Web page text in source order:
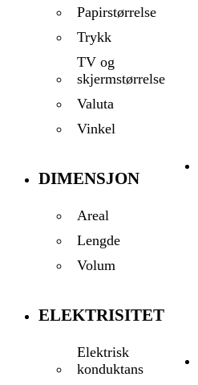
Papirstørrelse
Trykk
TV og
skjermstørrelse
Valuta
Vinkel
DIMENSJON
Areal
Lengde
Volum
ELEKTRISITET
Elektrisk
konduktans